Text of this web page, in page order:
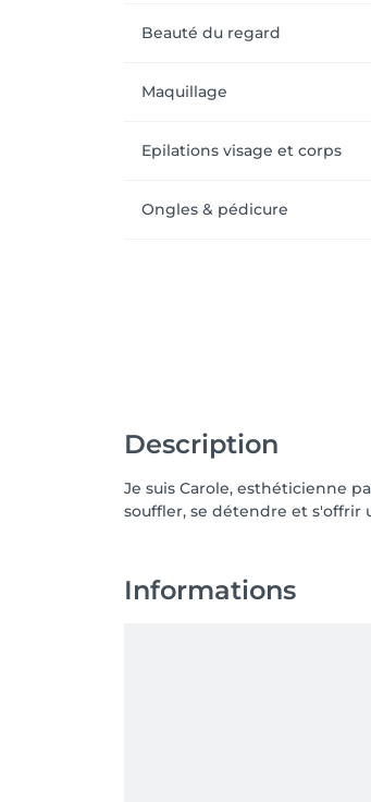
Beauté du regard
Maquillage
Epilations visage et corps
Ongles & pédicure
Description
Je suis Carole, esthéticienne
souffler, se détendre et s'offrir
Informations